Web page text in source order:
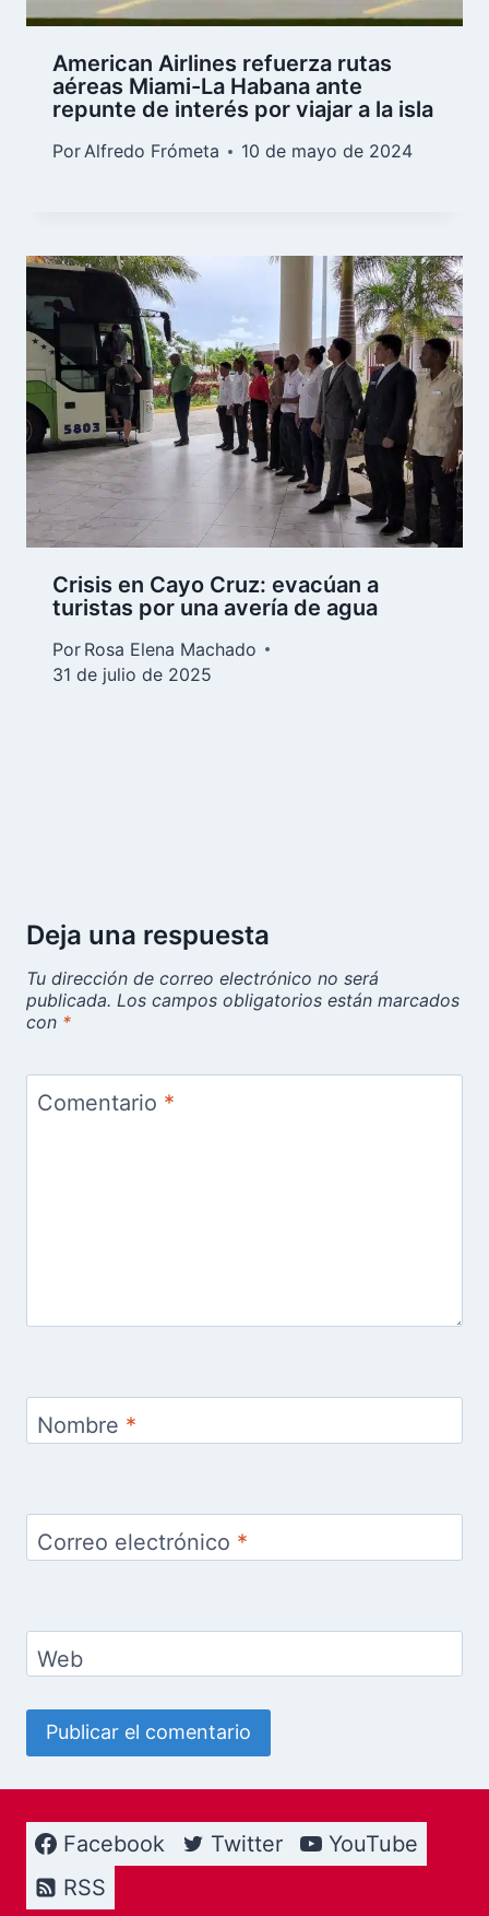
American Airlines refuerza rutas
aéreas Miami-La Habana ante
repunte de interés por viajar a la isla
PorAlfredo Frómeta 10 de mayo de 2024
Crisis en Cayo Cruz: evacúan a
turistas por una avería de agua
Por Rosa Elena Machado
31 de julio de 2025
Deja una respuesta
Tu dirección de correo electrónico no será
publicada. Los campos obligatorios están marcados
con *
Comentario *
Nombre *
Correo electrónico *
Web
Facebook Twitter
YouTube
RSS